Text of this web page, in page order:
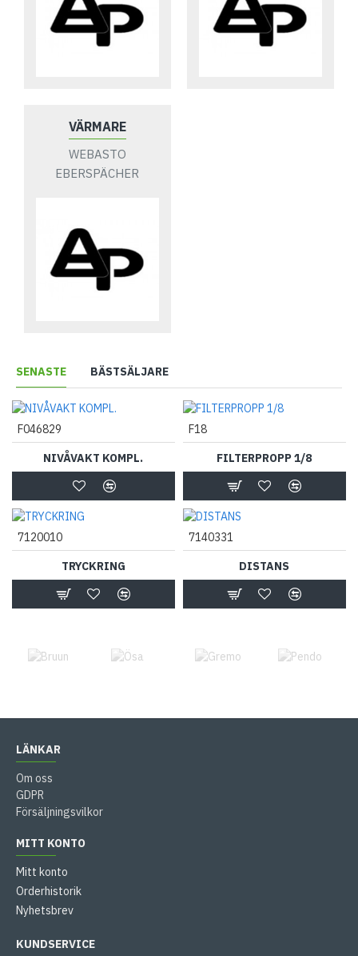
VÄRMARE
WEBASTO
EBERSPÄCHER
SENASTE BÄSTSÄLJARE
F046829
NIVÅVAKT KOMPL.
F18
FILTERPROPP 1/8
7120010
TRYCKRING
7140331
DISTANS
LÄNKAR
Om oss
GDPR
Försäljningsvilkor
MITT KONTO
Mitt konto
Orderhistorik
Nyhetsbrev
KUNDSERVICE